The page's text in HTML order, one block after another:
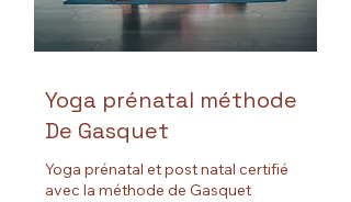
Yoga prénatal méthode
De Gasquet
Yoga prénatal et post natal certifié
avec la méthode de Gasquet